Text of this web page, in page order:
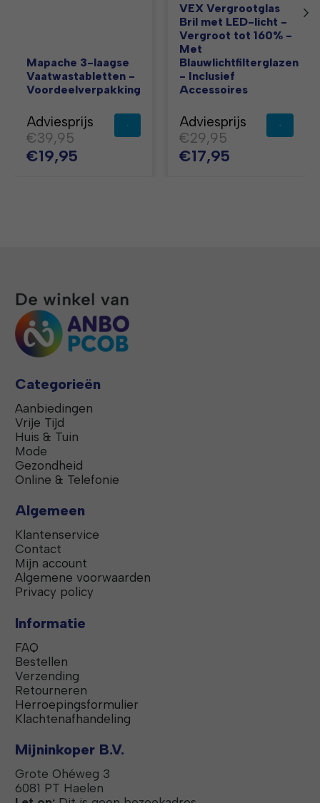
Mapache 3-laagse
Vaatwastabletten -
Voordeelverpakking
Adviesprijs
€39,95
€19,95
VEX Vergrootglas
Bril met LED-licht -
Vergroot tot 160% -
Met
Blauwlichtfilterglazen
- Inclusief
Accessoires
Adviesprijs
€29,95
€17,95
Categorieën
Aanbiedingen
Vrije Tijd
Huis & Tuin
Mode
Gezondheid
Online & Telefonie
Algemeen
Klantenservice
Contact
Mijn account
Algemene voorwaarden
Privacy policy
Informatie
FAQ
Bestellen
Verzending
Retourneren
Herroepingsformulier
Klachtenafhandeling
Mijninkoper B.V.
Grote Ohéweg 3
6081 PT Haelen